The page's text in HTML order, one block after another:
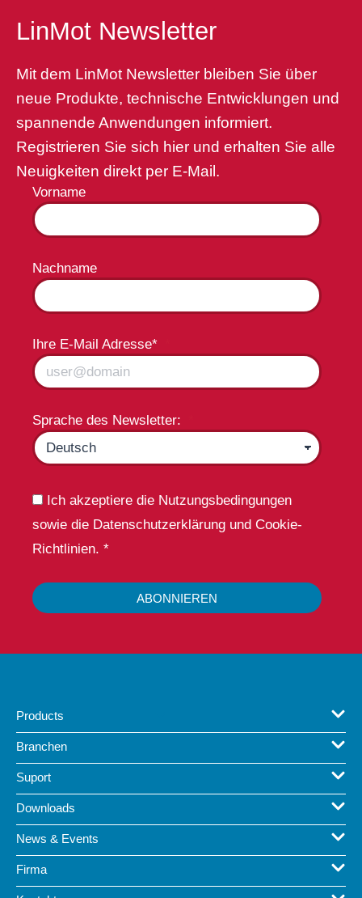
LinMot Newsletter
Mit dem LinMot Newsletter bleiben Sie über
neue Produkte, technische Entwicklungen und
spannende Anwendungen informiert.
Registrieren Sie sich hier und erhalten Sie alle
Neuigkeiten direkt per E-Mail.
Vorname
Nachname
Ihre E-Mail Adresse*
Sprache des Newsletter:
Ich akzeptiere die Nutzungsbedingungen
sowie die Datenschutzerklärung und Cookie-
Richtlinien. *
ABONNIEREN
Products
Branchen
Suport
Downloads
News & Events
Firma